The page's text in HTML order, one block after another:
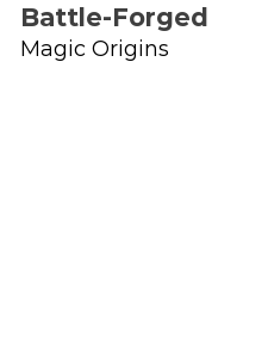
Battle-Forged
Magic Origins